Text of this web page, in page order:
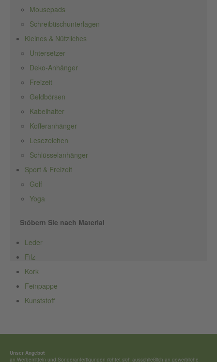
Mousepads
Schreibtischunterlagen
Kleines & Nützliches
Untersetzer
Deko-Anhänger
Freizeit
Geldbörsen
Kabelhalter
Kofferanhänger
Lesezeichen
Schlüsselanhänger
Sport & Freizeit
Golf
Yoga
Stöbern Sie nach Material
Leder
Filz
Kork
Feinpappe
Kunststoff
Unser Angebot
an Werbemitteln und Sonderan­fertigungen richtet sich ausschließ­lich an gewerbliche